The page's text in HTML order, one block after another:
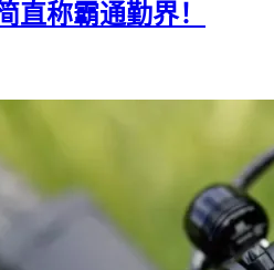
直称霸通勤界！